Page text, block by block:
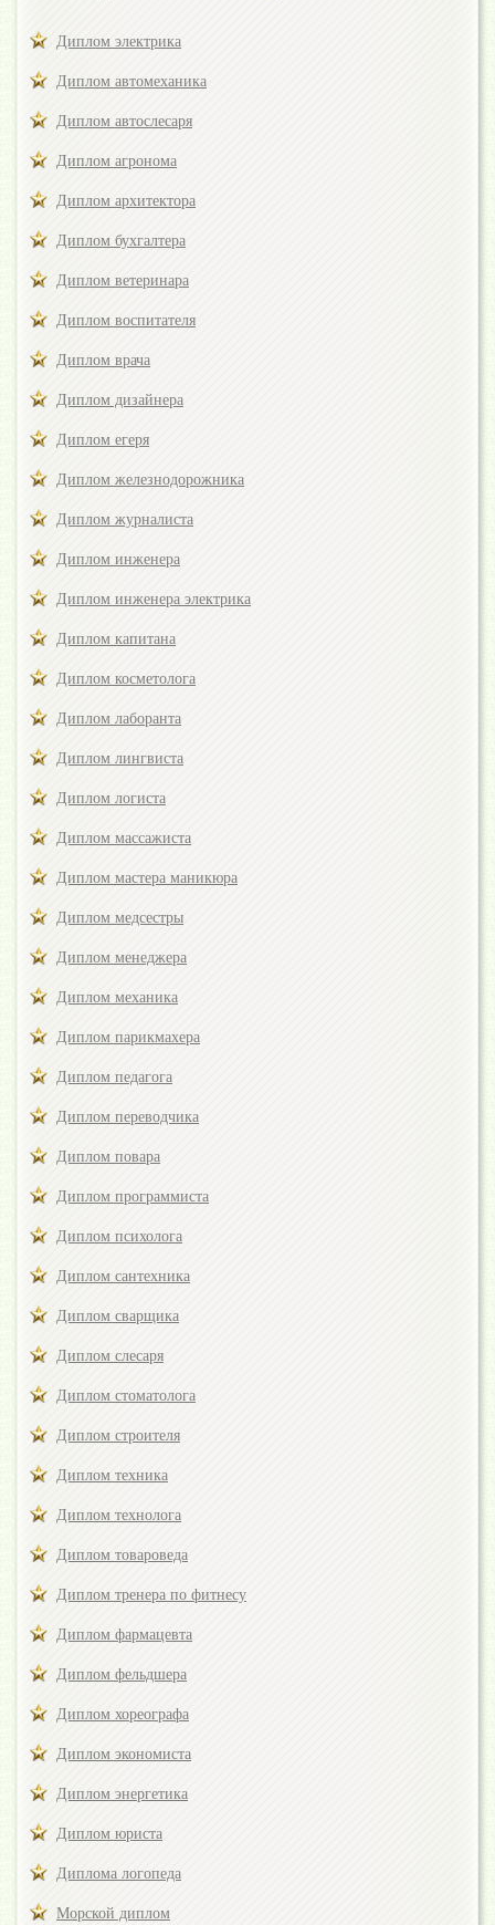
Диплом электрика
Диплом автомеханика
Диплом автослесаря
Диплом агронома
Диплом архитектора
Диплом бухгалтера
Диплом ветеринара
Диплом воспитателя
Диплом врача
Диплом дизайнера
Диплом егеря
Диплом железнодорожника
Диплом журналиста
Диплом инженера
Диплом инженера электрика
Диплом капитана
Диплом косметолога
Диплом лаборанта
Диплом лингвиста
Диплом логиста
Диплом массажиста
Диплом мастера маникюра
Диплом медсестры
Диплом менеджера
Диплом механика
Диплом парикмахера
Диплом педагога
Диплом переводчика
Диплом повара
Диплом программиста
Диплом психолога
Диплом сантехника
Диплом сварщика
Диплом слесаря
Диплом стоматолога
Диплом строителя
Диплом техника
Диплом технолога
Диплом товароведа
Диплом тренера по фитнесу
Диплом фармацевта
Диплом фельдшера
Диплом хореографа
Диплом экономиста
Диплом энергетика
Диплом юриста
Диплома логопеда
Морской диплом